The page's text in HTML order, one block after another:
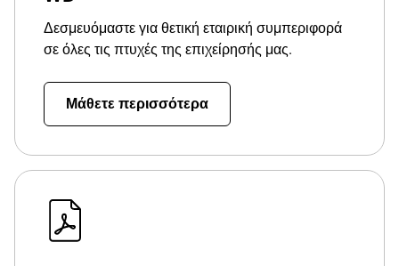
Δεσμευόμαστε για θετική εταιρική συμπεριφορά
σε όλες τις πτυχές της επιχείρησής μας.
Μάθετε περισσότερα